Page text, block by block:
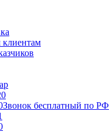
Звонок бесплатный по РФ